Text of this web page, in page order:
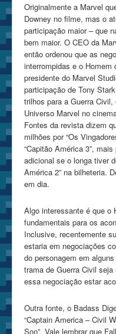
Originalmente a Marvel
Downey no filme, mas o
participação maior – que
bem maior. O CEO da
então ordenou que as
interrompidas e o
presidente do Marvel
participação de Tony
trilhos para a Guerra
Universo Marvel no
Fontes da revista dizem
milhões por “Os
“Capitão América 3”,
adicional se o longa tiver
América 2” na bilheteria.
em dia.
Algo interessante é que o
fundamentais para os
Inclusive, recentemente
estaria em negociações
do personagem em
trama de Guerra Civil
essa negociação estar
Outra fonte, o Badass
“Captain America – Civil
Son”. Vale lembrar que